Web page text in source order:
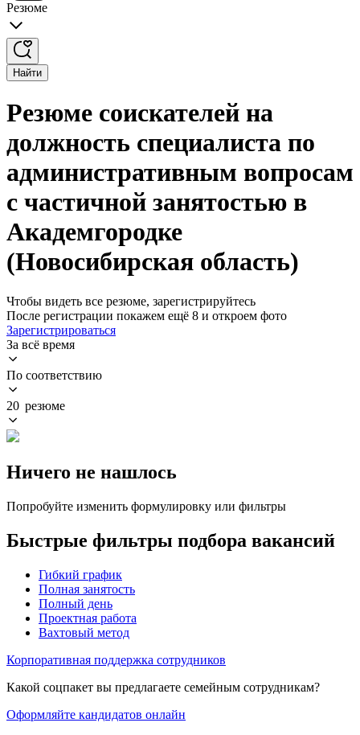
Резюме
Найти
Резюме соискателей на
должность специалиста по
административным вопросам
с частичной занятостью в
Академгородке
(Новосибирская область)
Чтобы видеть все резюме, зарегистрируйтесь
После регистрации покажем ещё 8 и откроем фото
Зарегистрироваться
За всё время
По соответствию
20 резюме
Ничего не нашлось
Попробуйте изменить формулировку или фильтры
Быстрые фильтры подбора вакансий
Гибкий график
Полная занятость
Полный день
Проектная работа
Вахтовый метод
Корпоративная поддержка сотрудников
Какой соцпакет вы предлагаете семейным сотрудникам?
Оформляйте кандидатов онлайн